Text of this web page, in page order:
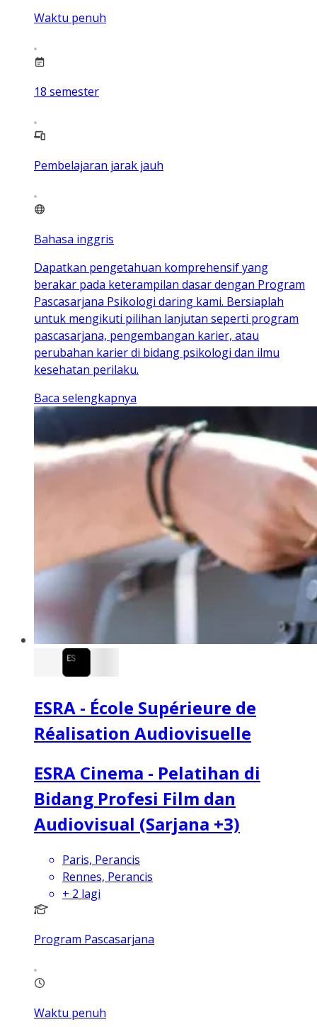
Waktu penuh
18 semester
Pembelajaran jarak jauh
Bahasa inggris
Dapatkan pengetahuan komprehensif yang
berakar pada keterampilan dasar dengan Program
Pascasarjana Psikologi daring kami. Bersiaplah
untuk mengikuti pilihan lanjutan seperti program
pascasarjana, pengembangan karier, atau
perubahan karier di bidang psikologi dan ilmu
kesehatan perilaku.
Baca selengkapnya
ESRA - École Supérieure de
Réalisation Audiovisuelle
ESRA Cinema - Pelatihan di
Bidang Profesi Film dan
Audiovisual (Sarjana +3)
Paris, Perancis
Rennes, Perancis
+ 2 lagi
Program Pascasarjana
Waktu penuh